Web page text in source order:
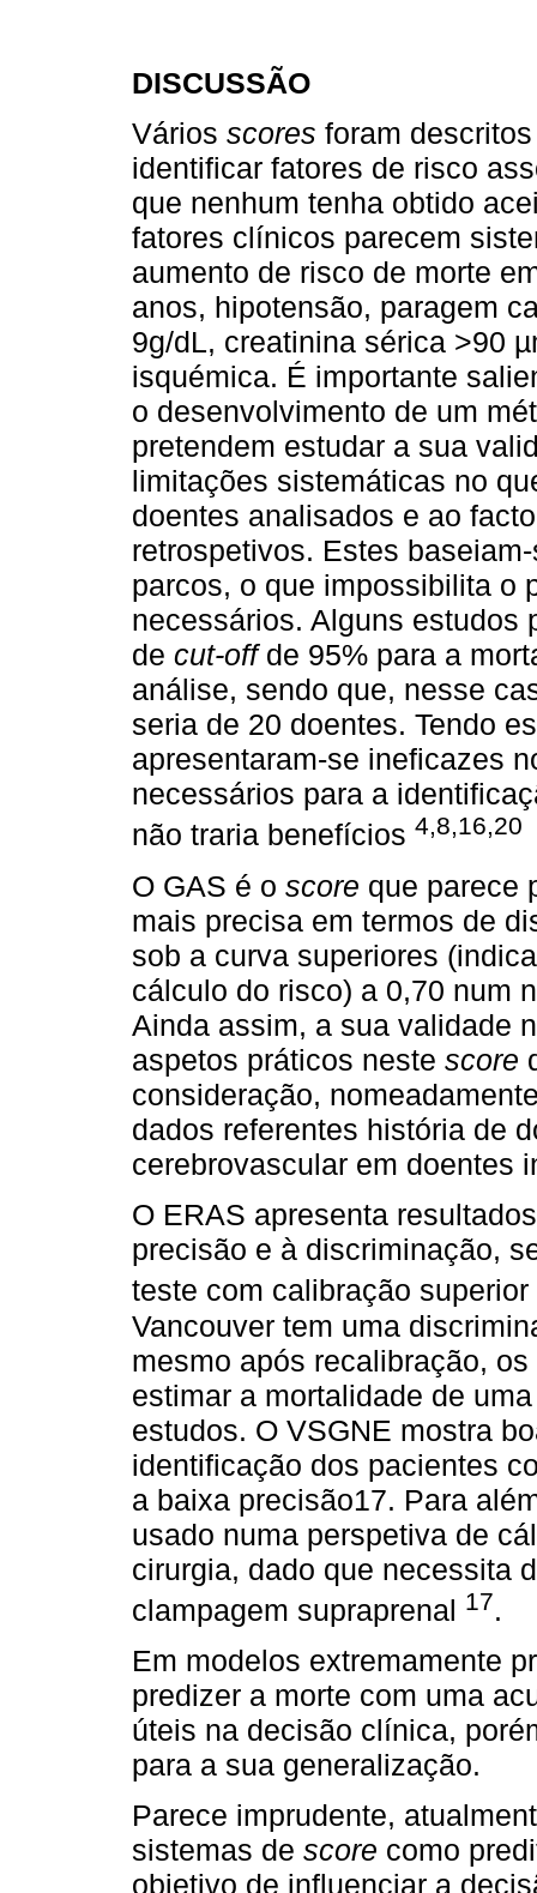
DISCUSSÃO
Vários scores foram
identificar fatores de risco
que nenhum tenha obtido
fatores clínicos parecem
aumento de risco de morte
anos, hipotensão, paragem
9g/dL, creatinina sérica >90
isquémica. É importante
o desenvolvimento de um
pretendem estudar a sua
limitações sistemáticas no
doentes analisados e ao
retrospetivos. Estes
parcos, o que impossibilita o
necessários. Alguns estudos
de cut-off de 95% para a
análise, sendo que, nesse
seria de 20 doentes. Tendo
apresentaram-se ineficazes
necessários para a
não traria benefícios 4,8,16,20
O GAS é o score que parece
mais precisa em termos de
sob a curva superiores
cálculo do risco) a 0,70 num
Ainda assim, a sua validade
aspetos práticos neste score
consideração,
dados referentes história de
cerebrovascular em doentes
O ERAS apresenta
precisão e à discriminação,
teste com calibração
Vancouver tem uma
mesmo após recalibração,
estimar a mortalidade de
estudos. O VSGNE mostra
identificação dos pacientes
a baixa precisão17. Para
usado numa perspetiva de
cirurgia, dado que necessita
clampagem supraprenal 17.
Em modelos extremamente
predizer a morte com uma
úteis na decisão clínica,
para a sua generalização.
Parece imprudente,
sistemas de score como
objetivo de influenciar a